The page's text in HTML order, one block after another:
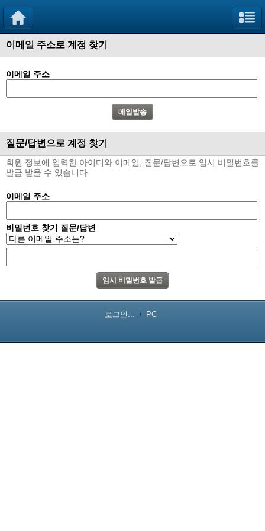
이메일 주소로 계정 찾기
이메일 주소
질문/답변으로 계정 찾기
회원 정보에 입력한 아이디와 이메일, 질문/답변으로 임시 비밀번호를
발급 받을 수 있습니다.
이메일 주소
비밀번호 찾기 질문/답변
로그인... PC